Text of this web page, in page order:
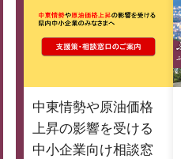
中東情勢や原油価格
上昇の影響を受ける
中小企業向け相談窓